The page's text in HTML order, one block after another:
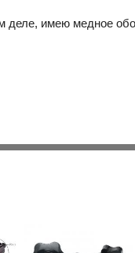
деле, имею медное